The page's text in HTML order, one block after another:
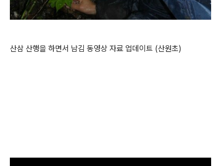
산삼 산행을 하면서 남김 동영상 자료 업데이트 (산원초)